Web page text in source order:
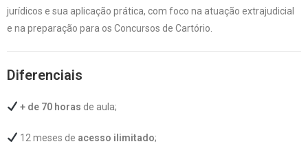
jurídicos e sua aplicação prática, com foco na atuação extrajudicial
e na preparação para os Concursos de Cartório.
Diferenciais
+ de 70 horas de aula;
12 meses de acesso ilimitado;